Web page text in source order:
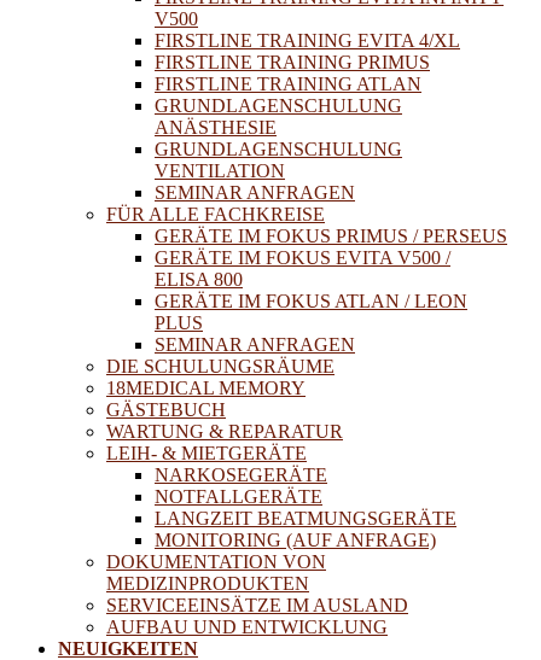
V500
FIRSTLINE TRAINING EVITA 4/XL
FIRSTLINE TRAINING PRIMUS
FIRSTLINE TRAINING ATLAN
GRUNDLAGENSCHULUNG
ANÄSTHESIE
GRUNDLAGENSCHULUNG
VENTILATION
SEMINAR ANFRAGEN
FÜR ALLE FACHKREISE
GERÄTE IM FOKUS PRIMUS / PERSEUS
GERÄTE IM FOKUS EVITA V500 /
ELISA 800
GERÄTE IM FOKUS ATLAN / LEON
PLUS
SEMINAR ANFRAGEN
DIE SCHULUNGSRÄUME
18MEDICAL MEMORY
GÄSTEBUCH
WARTUNG & REPARATUR
LEIH- & MIETGERÄTE
NARKOSEGERÄTE
NOTFALLGERÄTE
LANGZEIT BEATMUNGSGERÄTE
MONITORING (AUF ANFRAGE)
DOKUMENTATION VON
MEDIZINPRODUKTEN
SERVICEEINSÄTZE IM AUSLAND
AUFBAU UND ENTWICKLUNG
NEUIGKEITEN